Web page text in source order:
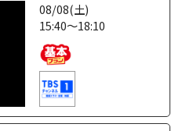
08/08(土)
15:40～18:10